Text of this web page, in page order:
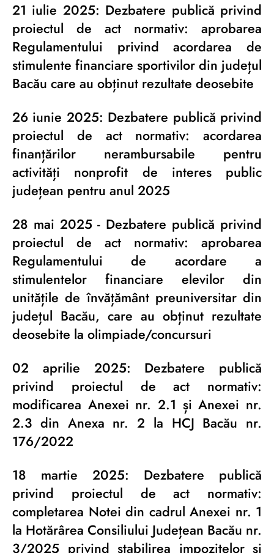
21 iulie 2025: Dezbatere publică privind
proiectul de act normativ: aprobarea
Regulamentului privind acordarea de
stimulente financiare sportivilor din județul
Bacău care au obținut rezultate deosebite
26 iunie 2025: Dezbatere publică privind
proiectul de act normativ: acordarea
finanțărilor nerambursabile pentru
activități nonprofit de interes public
județean pentru anul 2025
28 mai 2025 - Dezbatere publică privind
proiectul de act normativ: aprobarea
Regulamentului de acordare a
stimulentelor financiare elevilor din
unitățile de învățământ preuniversitar din
județul Bacău, care au obținut rezultate
deosebite la olimpiade/concursuri
02 aprilie 2025: Dezbatere publică
privind proiectul de act normativ:
modificarea Anexei nr. 2.1 și Anexei nr.
2.3 din Anexa nr. 2 la HCJ Bacău nr.
176/2022
18 martie 2025: Dezbatere publică
privind proiectul de act normativ:
completarea Notei din cadrul Anexei nr. 1
la Hotărârea Consiliului Județean Bacău nr.
3/2025 privind stabilirea impozitelor și